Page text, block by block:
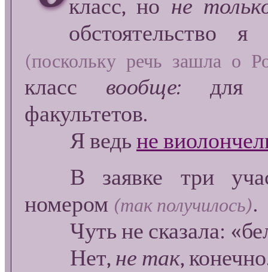
класс, но не
обстоятельство
(поскольку речь зашла о
класс вообще: для
факультетов.
Я ведь не
В заявке три
номером (так получилось).
Чуть не сказала:
Нет, не так,